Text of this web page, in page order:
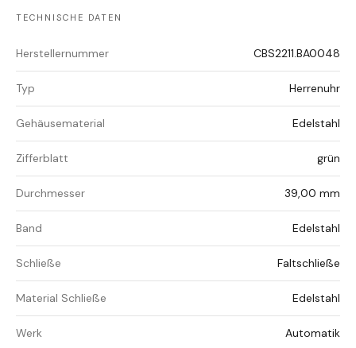
TECHNISCHE DATEN
Herstellernummer CBS2211.BA0048
Typ Herrenuhr
Gehäusematerial Edelstahl
Zifferblatt grün
Durchmesser 39,00 mm
Band Edelstahl
Schließe Faltschließe
Material Schließe Edelstahl
Werk Automatik